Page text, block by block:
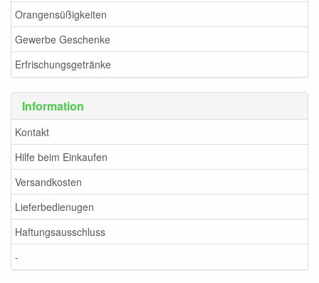
Orangensüßigkeiten
Gewerbe Geschenke
Erfrischungsgetränke
Information
Kontakt
Hilfe beim Einkaufen
Versandkosten
Lieferbedienugen
Haftungsausschluss
-